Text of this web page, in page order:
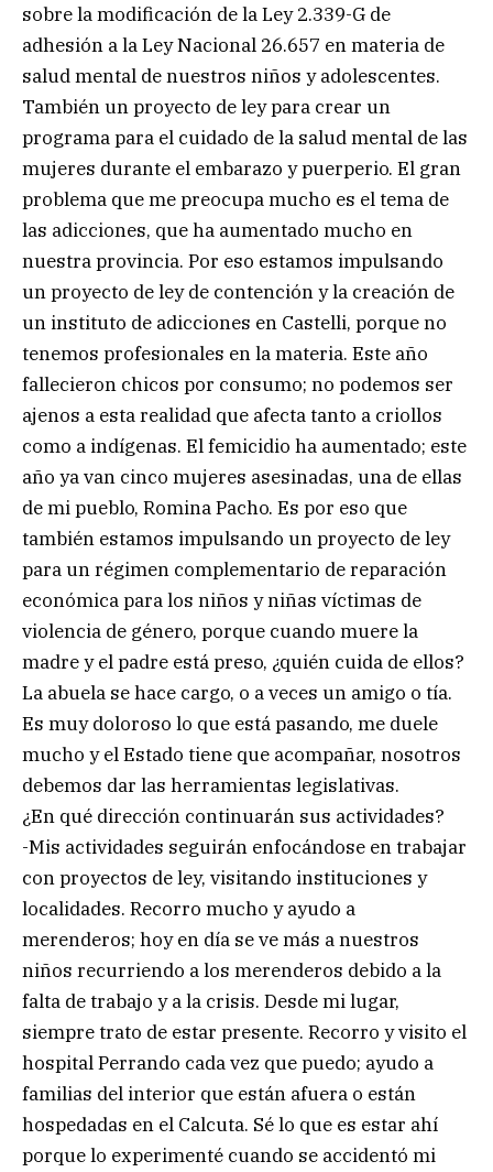
sobre la modificación de la Ley 2.339-G de
adhesión a la Ley Nacional 26.657 en materia de
salud mental de nuestros niños y adolescentes.
También un proyecto de ley para crear un
programa para el cuidado de la salud mental de las
mujeres durante el embarazo y puerperio. El gran
problema que me preocupa mucho es el tema de
las adicciones, que ha aumentado mucho en
nuestra provincia. Por eso estamos impulsando
un proyecto de ley de contención y la creación de
un instituto de adicciones en Castelli, porque no
tenemos profesionales en la materia. Este año
fallecieron chicos por consumo; no podemos ser
ajenos a esta realidad que afecta tanto a criollos
como a indígenas. El femicidio ha aumentado; este
año ya van cinco mujeres asesinadas, una de ellas
de mi pueblo, Romina Pacho. Es por eso que
también estamos impulsando un proyecto de ley
para un régimen complementario de reparación
económica para los niños y niñas víctimas de
violencia de género, porque cuando muere la
madre y el padre está preso, ¿quién cuida de ellos?
La abuela se hace cargo, o a veces un amigo o tía.
Es muy doloroso lo que está pasando, me duele
mucho y el Estado tiene que acompañar, nosotros
debemos dar las herramientas legislativas.
¿En qué dirección continuarán sus actividades?
-Mis actividades seguirán enfocándose en trabajar
con proyectos de ley, visitando instituciones y
localidades. Recorro mucho y ayudo a
merenderos; hoy en día se ve más a nuestros
niños recurriendo a los merenderos debido a la
falta de trabajo y a la crisis. Desde mi lugar,
siempre trato de estar presente. Recorro y visito el
hospital Perrando cada vez que puedo; ayudo a
familias del interior que están afuera o están
hospedadas en el Calcuta. Sé lo que es estar ahí
porque lo experimenté cuando se accidentó mi